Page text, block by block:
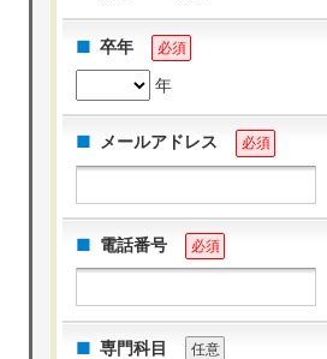
卒年 必須
年
メールアドレス 必須
電話番号 必須
専門科目 任意